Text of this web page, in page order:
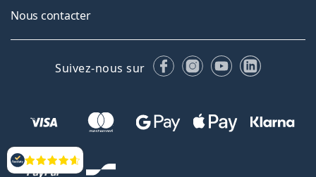
Évaluation
Nous contacter
Suivez-nous sur FacebookInstagram
YouTubeLinkedIn